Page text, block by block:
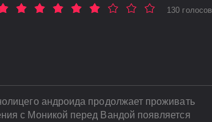
130 голосов
андроида продолжает проживать
с Моникой перед Вандой появляется